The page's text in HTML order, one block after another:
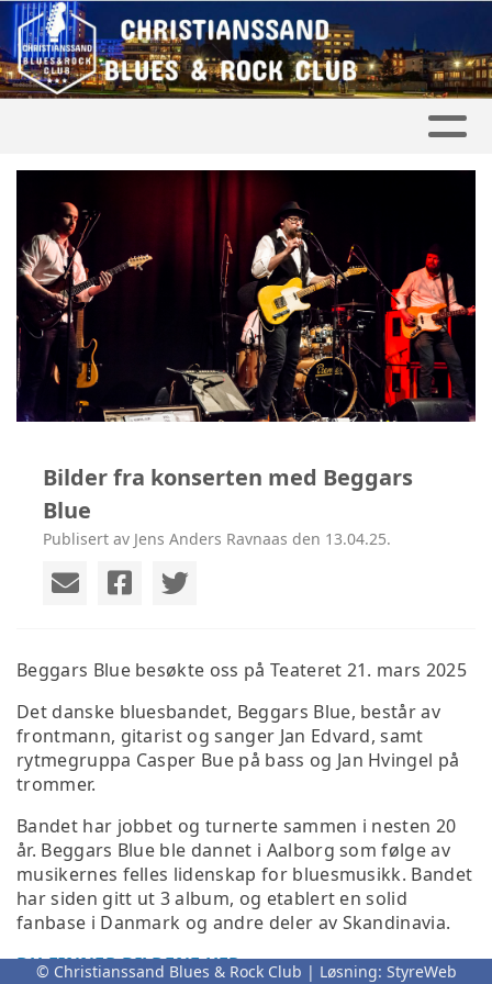
Bilder fra konserten med Beggars
Blue
Publisert av Jens Anders Ravnaas den 13.04.25.
Beggars Blue besøkte oss på Teateret 21. mars 2025
Det danske bluesbandet, Beggars Blue, består av
frontmann, gitarist og sanger Jan Edvard, samt
rytmegruppa Casper Bue på bass og Jan Hvingel på
trommer.
Bandet har jobbet og turnerte sammen i nesten 20
år. Beggars Blue ble dannet i Aalborg som følge av
musikernes felles lidenskap for bluesmusikk. Bandet
har siden gitt ut 3 album, og etablert en solid
fanbase i Danmark og andre deler av Skandinavia.
DU FINNER BILDENE HER
© Christianssand Blues & Rock Club | Løsning: StyreWeb